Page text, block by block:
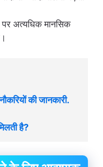
अत्यधिक मानसिक
की जानकारी.
है?